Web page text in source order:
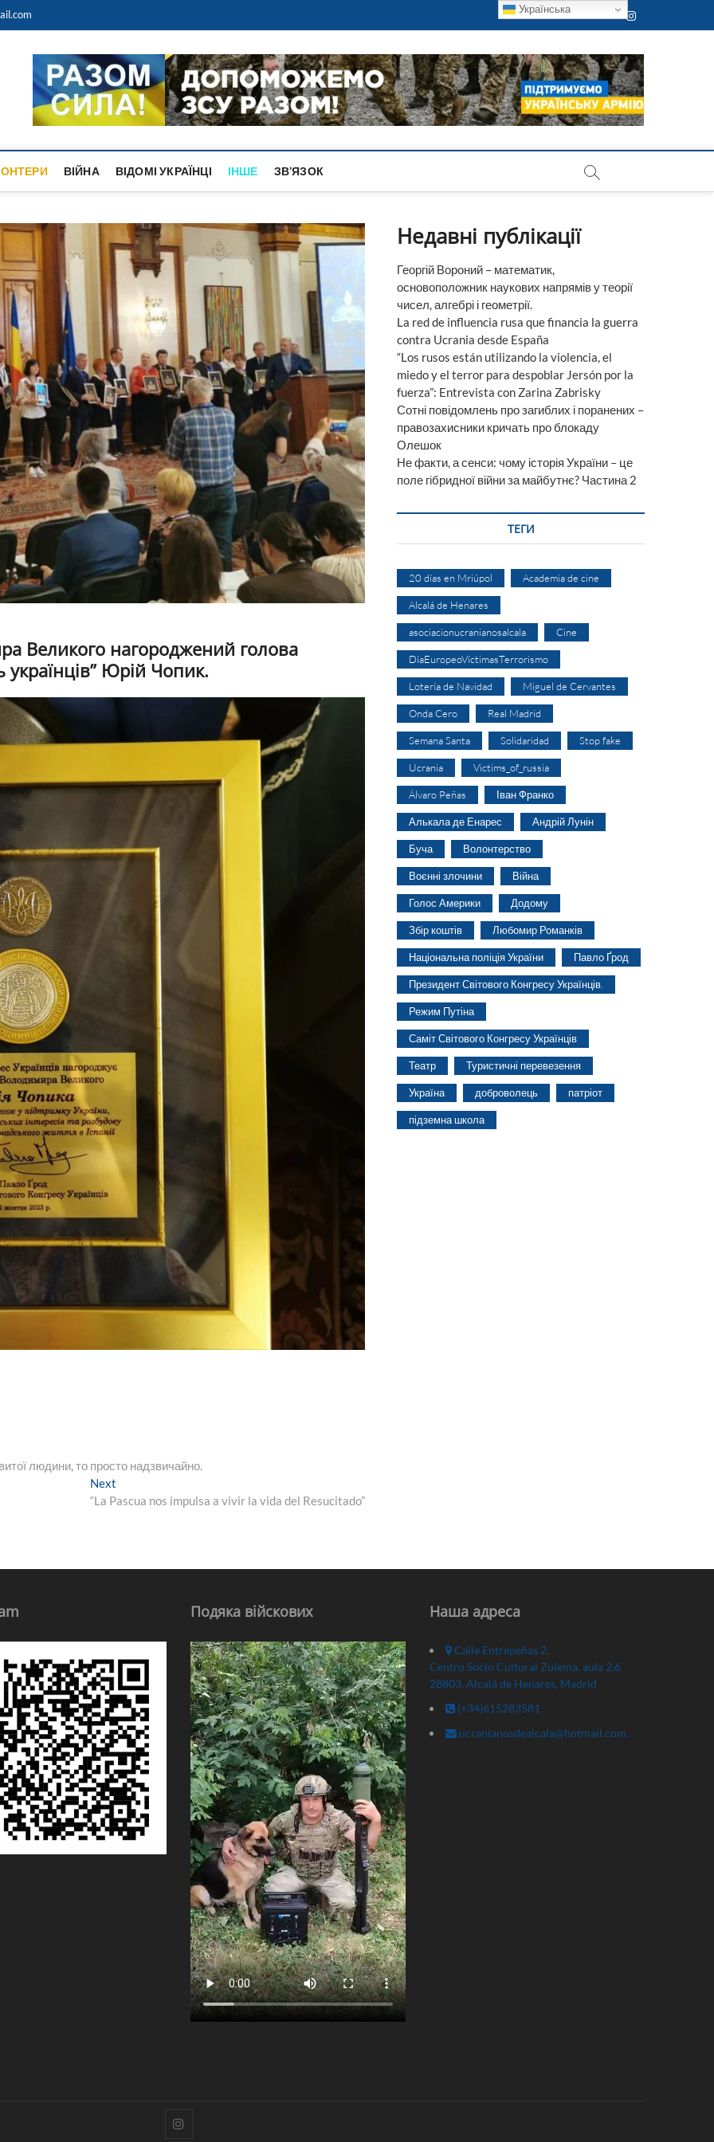
Instagram
de Alcalá
DE ALCALÁ DE HENARES
ВІЙНА ВІДОМІ УКРАЇНЦІ ІНШЕ ЗВ’ЯЗОК
Великого нагороджений голова
українців” Юрій Чопик.
людини, то просто надзвичайно.
Next
post:
“La Pascua nos impulsa a vivir la vida del Resucitado”
Недавні публікації
Георгій Вороний – математик,
основоположник наукових напрямів у теорії
чисел, алгебрі і геометрії.
La red de influencia rusa que financia la guerra
contra Ucrania desde España
“Los rusos están utilizando la violencia, el
miedo y el terror para despoblar Jersón por la
fuerza”: Entrevista con Zarina Zabrisky
Сотні повідомлень про загиблих і поранених –
правозахисники кричать про блокаду
Олешок
Не факти, а сенси: чому історія України – це
поле гібридної війни за майбутнє? Частина 2
ТЕГИ
20 días en Mriúpol Academia de cine
Alcalá de Henares
asociacionucranianosalcala Cine
DíaEuropeoVíctimasTerrorismo
Lotería de Navidad Miguel de Cervantes
Onda Cero Real Madrid
Semana Santa Solidaridad Stop fake
Ucrania Victims_of_russia
Álvaro Peñas Іван Франко
Алькала де Енарес Андрій Лунін
Буча Волонтерство
Воєнні злочини Війна
Голос Америки Додому
Збір коштів Любомир Романків
Національна поліція України Павло Ґрод
Президент Світового Конгресу Українців.
Режим Путіна
Саміт Світового Конгресу Українців
Театр Туристичні перевезення
Україна доброволець патріот
підземна школа
Подяка війскових Наша адреса
Calle Entrepeñas 2,
Centro Socio Cultural Zulema, aula 2.6
28803, Alcalá de Henares, Madrid
(+34)615283581
ucranianosdealcala@hotmail.com
Українська